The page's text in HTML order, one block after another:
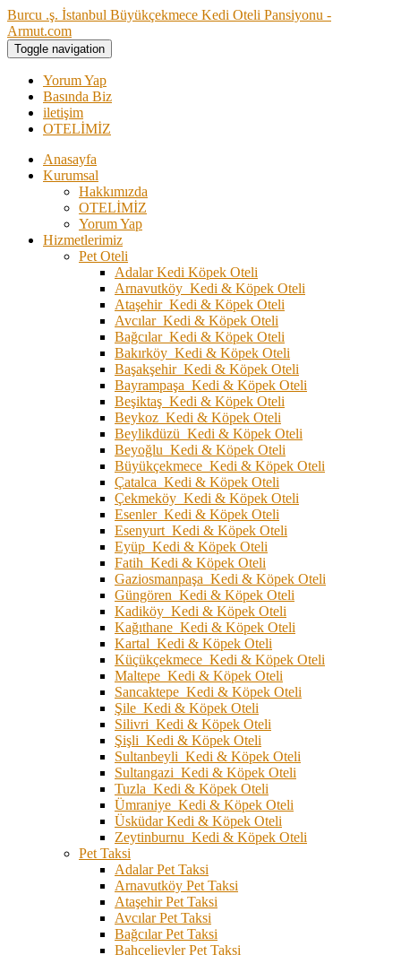
Burcu .ş. İstanbul Büyükçekmece Kedi Oteli Pansiyonu -
Armut.com
Toggle navigation
Yorum Yap
Basında Biz
iletişim
OTELİMİZ
Anasayfa
Kurumsal
Hakkımızda
OTELİMİZ
Yorum Yap
Hizmetlerimiz
Pet Oteli
Adalar Kedi Köpek Oteli
Arnavutköy Kedi & Köpek Oteli
Ataşehir Kedi & Köpek Oteli
Avcılar Kedi & Köpek Oteli
Bağcılar Kedi & Köpek Oteli
Bakırköy Kedi & Köpek Oteli
Başakşehir Kedi & Köpek Oteli
Bayrampaşa Kedi & Köpek Oteli
Beşiktaş Kedi & Köpek Oteli
Beykoz Kedi & Köpek Oteli
Beylikdüzü Kedi & Köpek Oteli
Beyoğlu Kedi & Köpek Oteli
Büyükçekmece Kedi & Köpek Oteli
Çatalca Kedi & Köpek Oteli
Çekmeköy Kedi & Köpek Oteli
Esenler Kedi & Köpek Oteli
Esenyurt Kedi & Köpek Oteli
Eyüp Kedi & Köpek Oteli
Fatih Kedi & Köpek Oteli
Gaziosmanpaşa Kedi & Köpek Oteli
Güngören Kedi & Köpek Oteli
Kadiköy Kedi & Köpek Oteli
Kağıthane Kedi & Köpek Oteli
Kartal Kedi & Köpek Oteli
Küçükçekmece Kedi & Köpek Oteli
Maltepe Kedi & Köpek Oteli
Sancaktepe Kedi & Köpek Oteli
Şile Kedi & Köpek Oteli
Silivri Kedi & Köpek Oteli
Şişli Kedi & Köpek Oteli
Sultanbeyli Kedi & Köpek Oteli
Sultangazi Kedi & Köpek Oteli
Tuzla Kedi & Köpek Oteli
Ümraniye Kedi & Köpek Oteli
Üsküdar Kedi & Köpek Oteli
Zeytinburnu Kedi & Köpek Oteli
Pet Taksi
Adalar Pet Taksi
Arnavutköy Pet Taksi
Ataşehir Pet Taksi
Avcılar Pet Taksi
Bağcılar Pet Taksi
Bahçelievler Pet Taksi